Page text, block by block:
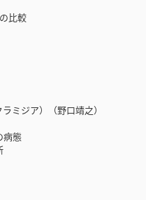
比較
ジア）（野口靖之）
態